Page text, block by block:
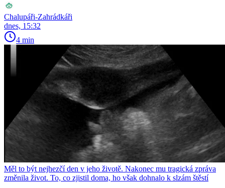
Chalupáři-Zahrádkáři
dnes, 15:32
4 min
Měl to být nejhezčí den v jeho životě. Nakonec mu tragická zpráva
změnila život. To, co zjistil doma, ho však dohnalo k slzám štěstí